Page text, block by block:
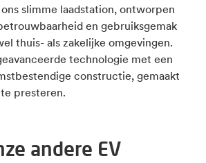
ons slimme laadstation, ontworpen
en gebruiksgemak
thuis- als zakelijke omgevingen.
technologie met een
constructie, gemaakt
presteren.
andere EV